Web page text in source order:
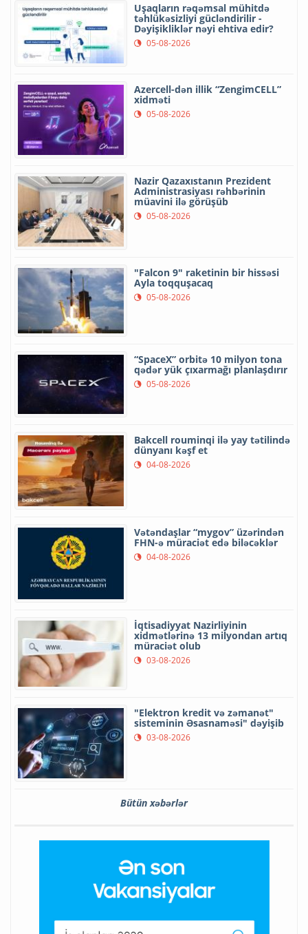
Uşaqların rəqəmsal mühitdə
təhlükəsizliyi gücləndirilir -
Dəyişikliklər nəyi ehtiva edir?
05-08-2026
Azercell-dən illik “ZengimCELL”
xidməti
05-08-2026
Nazir Qazaxıstanın Prezident
Administrasiyası rəhbərinin
müavini ilə görüşüb
05-08-2026
"Falcon 9" raketinin bir hissəsi
Ayla toqquşacaq
05-08-2026
“SpaceX” orbitə 10 milyon tona
qədər yük çıxarmağı planlaşdırır
05-08-2026
Bakcell rouminqi ilə yay tətilində
dünyanı kəşf et
04-08-2026
Vətəndaşlar “mygov” üzərindən
FHN-ə müraciət edə biləcəklər
04-08-2026
İqtisadiyyat Nazirliyinin
xidmətlərinə 13 milyondan artıq
müraciət olub
03-08-2026
"Elektron kredit və zəmanət"
sisteminin Əsasnaməsi" dəyişib
03-08-2026
Bütün xəbərlər